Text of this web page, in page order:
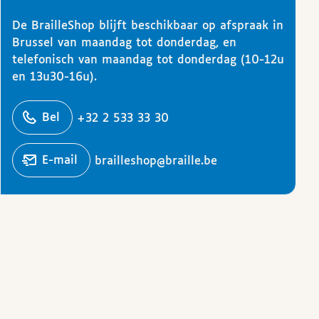
De BrailleShop blijft beschikbaar op afspraak in
Brussel van maandag tot donderdag, en
telefonisch van maandag tot donderdag (10-12u
en 13u30-16u).
Bel ons+32 2 533 33 30
Stuur een
e-mail brailleshop@braille.be